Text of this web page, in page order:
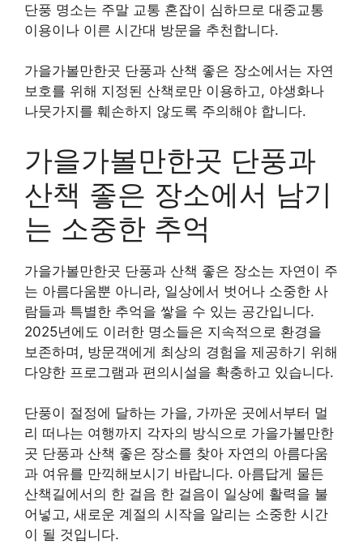
단풍 명소는 주말 교통 혼잡이 심하므로 대중교통
이용이나 이른 시간대 방문을 추천합니다.
가을가볼만한곳 단풍과 산책 좋은 장소에서는 자연
보호를 위해 지정된 산책로만 이용하고, 야생화나
나뭇가지를 훼손하지 않도록 주의해야 합니다.
가을가볼만한곳 단풍과
산책 좋은 장소에서 남기
는 소중한 추억
가을가볼만한곳 단풍과 산책 좋은 장소는 자연이 주
는 아름다움뿐 아니라, 일상에서 벗어나 소중한 사
람들과 특별한 추억을 쌓을 수 있는 공간입니다.
2025년에도 이러한 명소들은 지속적으로 환경을
보존하며, 방문객에게 최상의 경험을 제공하기 위해
다양한 프로그램과 편의시설을 확충하고 있습니다.
단풍이 절정에 달하는 가을, 가까운 곳에서부터 멀
리 떠나는 여행까지 각자의 방식으로 가을가볼만한
곳 단풍과 산책 좋은 장소를 찾아 자연의 아름다움
과 여유를 만끽해보시기 바랍니다. 아름답게 물든
산책길에서의 한 걸음 한 걸음이 일상에 활력을 불
어넣고, 새로운 계절의 시작을 알리는 소중한 시간
이 될 것입니다.